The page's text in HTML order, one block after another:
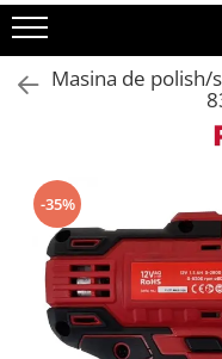
Chei combinate
Chei Combinate Cu
Chei Cotite
Clesti autoblocanti
Clesti pentru sertizat
Clesti pentru sigurante
Clesti reglabili pentru
Clesti service auto
Clesti universali
Masina de
-35%